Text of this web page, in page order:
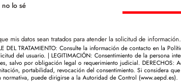
no lo sé
mis datos sean tratados para atender la solicitud de información.